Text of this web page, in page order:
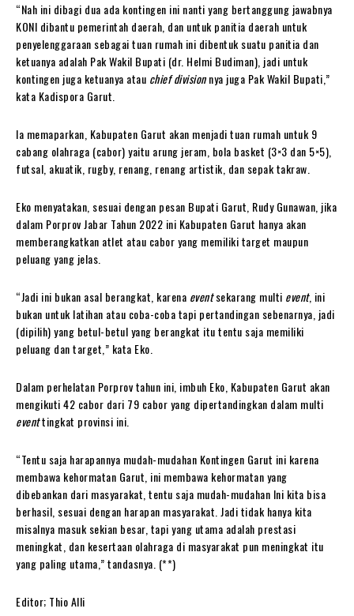
“Nah ini dibagi dua ada kontingen ini nanti yang bertanggung jawabnya
KONI dibantu pemerintah daerah, dan untuk panitia daerah untuk
penyelenggaraan sebagai tuan rumah ini dibentuk suatu panitia dan
ketuanya adalah Pak Wakil Bupati (dr. Helmi Budiman), jadi untuk
kontingen juga ketuanya atau chief divisionnya juga Pak Wakil Bupati,”
kata Kadispora Garut.
Ia memaparkan, Kabupaten Garut akan menjadi tuan rumah untuk 9
cabang olahraga (cabor) yaitu arung jeram, bola basket (3×3 dan 5×5),
futsal, akuatik, rugby, renang, renang artistik, dan sepak takraw.
Eko menyatakan, sesuai dengan pesan Bupati Garut, Rudy Gunawan, jika
dalam Porprov Jabar Tahun 2022 ini Kabupaten Garut hanya akan
memberangkatkan atlet atau cabor yang memiliki target maupun
peluang yang jelas.
“Jadi ini bukan asal berangkat, karena eventsekarang multi event, ini
bukan untuk latihan atau coba-coba tapi pertandingan sebenarnya, jadi
(dipilih) yang betul-betul yang berangkat itu tentu saja memiliki
peluang dan target,” kata Eko.
Dalam perhelatan Porprov tahun ini, imbuh Eko, Kabupaten Garut akan
mengikuti 42 cabor dari 79 cabor yang dipertandingkan dalam multi
eventtingkat provinsi ini.
“Tentu saja harapannya mudah-mudahan Kontingen Garut ini karena
membawa kehormatan Garut, ini membawa kehormatan yang
dibebankan dari masyarakat, tentu saja mudah-mudahan Ini kita bisa
berhasil, sesuai dengan harapan masyarakat. Jadi tidak hanya kita
misalnya masuk sekian besar, tapi yang utama adalah prestasi
meningkat, dan kesertaan olahraga di masyarakat pun meningkat itu
yang paling utama,” tandasnya. (**)
Editor; Thio Alli